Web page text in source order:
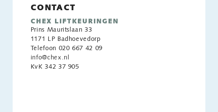
CONTACT
CHEX LIFTKEURINGEN
Prins Mauritslaan 33
1171 LP Badhoevedorp
Telefoon 020 667 42 09
info@chex.nl
KvK 342 37 905